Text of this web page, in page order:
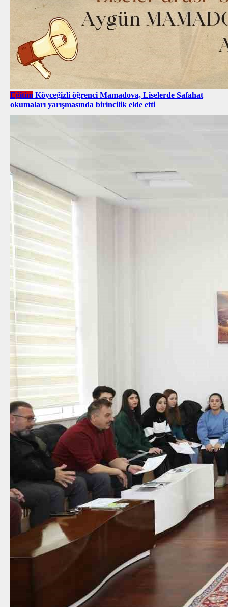
Eğitim Köyceğizli öğrenci Mamadova, Liselerde Safahat
okumaları yarışmasında birincilik elde etti